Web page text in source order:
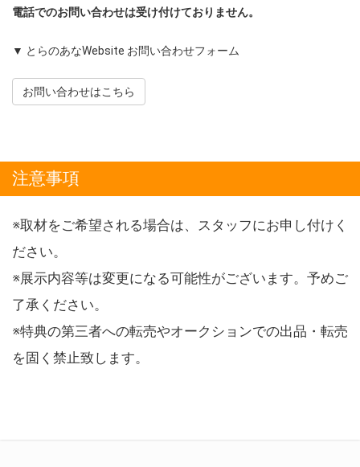
電話でのお問い合わせは受け付けておりません。
▼ とらのあなWebsite お問い合わせフォーム
お問い合わせはこちら
注意事項
※取材をご希望される場合は、スタッフにお申し付けく
ださい。
※展示内容等は変更になる可能性がございます。予めご
了承ください。
※特典の第三者への転売やオークションでの出品・転売
を固く禁止致します。